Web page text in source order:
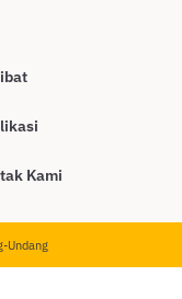
Kami
Undang